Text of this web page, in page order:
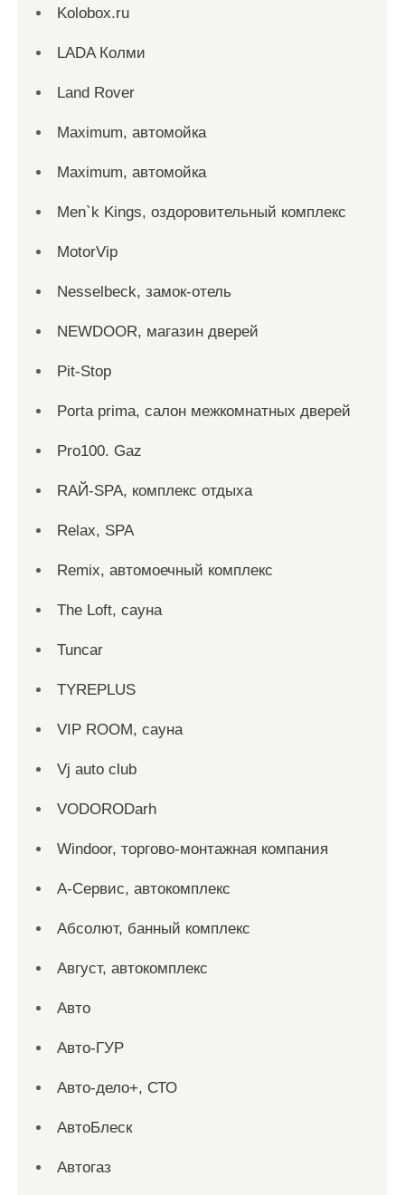
Kolobox.ru
LADA Колми
Land Rover
Maximum, автомойка
Maximum, автомойка
Men`k Kings, оздоровительный комплекс
MotorVip
Nesselbeck, замок-отель
NEWDOOR, магазин дверей
Pit-Stop
Porta prima, салон межкомнатных дверей
Pro100. Gaz
RAЙ-SPA, комплекс отдыха
Relax, SPA
Remix, автомоечный комплекс
The Loft, сауна
Tuncar
TYREPLUS
VIP ROOM, сауна
Vj auto club
VODORODarh
Windoor, торгово-монтажная компания
А-Сервис, автокомплекс
Абсолют, банный комплекс
Август, автокомплекс
Авто
Авто-ГУР
Авто-дело+, СТО
АвтоБлеск
Автогаз